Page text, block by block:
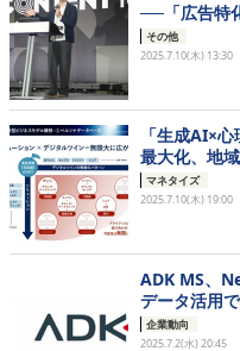
──「広告特
その他
2025.7.10(木) 13:30
「生成AI×
最大化、地
マネタイズ
2025.7.10(木) 19:00
ADK MS、
データ活用
企業動向
2025.7.2(水) 20:45